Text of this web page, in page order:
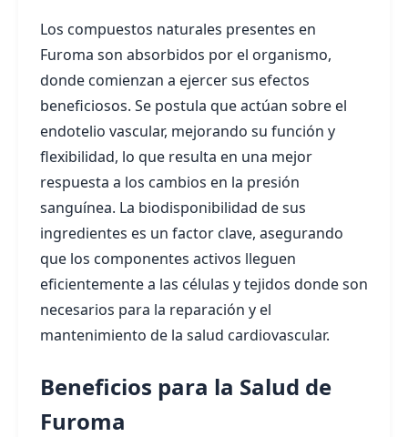
Los compuestos naturales presentes en
Furoma son absorbidos por el organismo,
donde comienzan a ejercer sus efectos
beneficiosos. Se postula que actúan sobre el
endotelio vascular, mejorando su función y
flexibilidad, lo que resulta en una mejor
respuesta a los cambios en la presión
sanguínea. La biodisponibilidad de sus
ingredientes es un factor clave, asegurando
que los componentes activos lleguen
eficientemente a las células y tejidos donde son
necesarios para la reparación y el
mantenimiento de la salud cardiovascular.
Beneficios para la Salud de
Furoma